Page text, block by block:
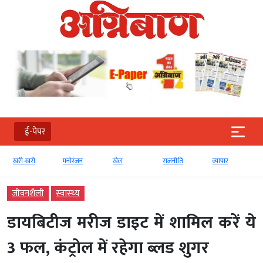
ई-पेपर
खरी-खरी मनोरंजन खेल राजनीति व्‍यापार
जीवनशैली स्‍वास्‍थ्‍य
डायबिटीज मरीज डाइट में शामिल करें ये
3 फल, कंट्रोल में रहेगा ब्लड शुगर